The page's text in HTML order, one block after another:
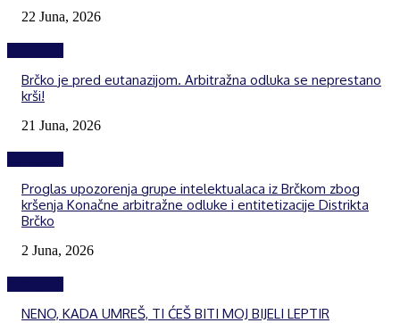
22 Juna, 2026
Brčko je pred eutanazijom. Arbitražna odluka se neprestano
krši!
21 Juna, 2026
Proglas upozorenja grupe intelektualaca iz Brčkom zbog
kršenja Konačne arbitražne odluke i entitetizacije Distrikta
Brčko
2 Juna, 2026
NENO, KADA UMREŠ, TI ĆEŠ BITI MOJ BIJELI LEPTIR